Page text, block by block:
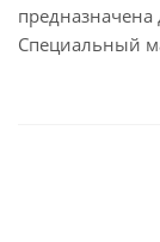
Специальный